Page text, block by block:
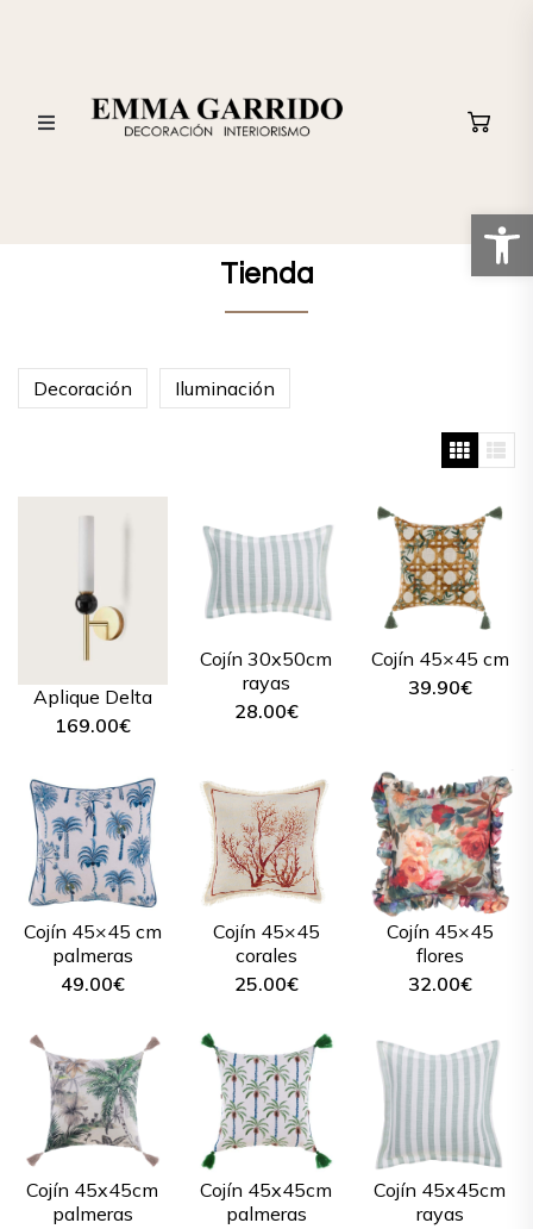
Tienda
Decoración Iluminación
Aplique Delta
169.00€
Cojín 30x50cm
rayas
28.00€
Cojín 45×45 cm
39.90€
Cojín 45×45 cm
palmeras
49.00€
Cojín 45×45
corales
25.00€
Cojín 45×45
flores
32.00€
Cojín 45x45cm
palmeras
Cojín 45x45cm
palmeras
Cojín 45x45cm
rayas